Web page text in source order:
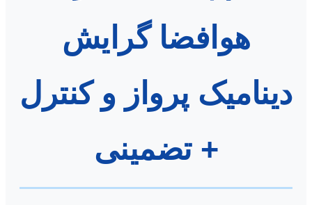
هوافضا گرایش
دینامیک پرواز و کنترل
+ تضمینی